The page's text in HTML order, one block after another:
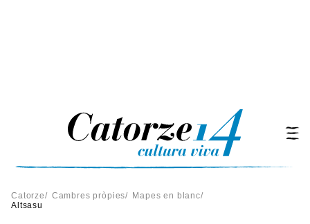
Catorze/ Cambres pròpies/ Mapes en blanc/
Altsasu